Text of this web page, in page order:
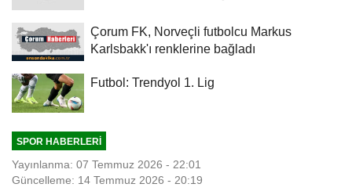
Çorum FK, Norveçli futbolcu Markus
Karlsbakk'ı renklerine bağladı
Futbol: Trendyol 1. Lig
SPOR HABERLERI
Yayınlanma: 07 Temmuz 2026 - 22:01
Güncelleme: 14 Temmuz 2026 - 20:19